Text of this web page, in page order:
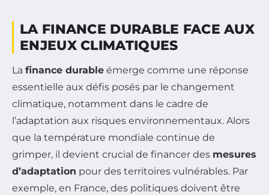
LA FINANCE DURABLE FACE AUX
ENJEUX CLIMATIQUES
La finance durable émerge comme une réponse
essentielle aux défis posés par le changement
climatique, notamment dans le cadre de
l’adaptation aux risques environnementaux. Alors
que la température mondiale continue de
grimper, il devient crucial de financer des mesures
d’adaptation pour des territoires vulnérables. Par
exemple, en France, des politiques doivent être